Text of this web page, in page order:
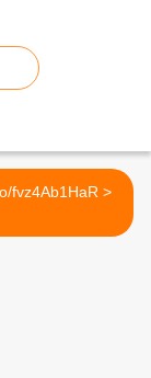
https://t.co/fvz4Ab1HaR >